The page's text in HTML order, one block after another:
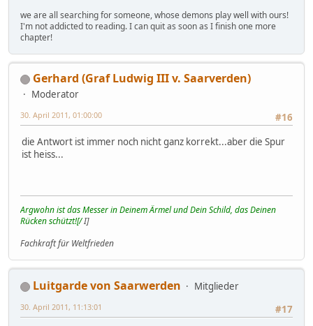
we are all searching for someone, whose demons play well with ours!
I'm not addicted to reading. I can quit as soon as I finish one more
chapter!
Gerhard (Graf Ludwig III v. Saarverden)
Moderator
#16
30. April 2011, 01:00:00
die Antwort ist immer noch nicht ganz korrekt...aber die Spur
ist heiss...
Argwohn ist das Messer in Deinem Ärmel und Dein Schild, das Deinen
Rücken schützt![/I]
Fachkraft für Weltfrieden
Luitgarde von Saarwerden
Mitglieder
#17
30. April 2011, 11:13:01